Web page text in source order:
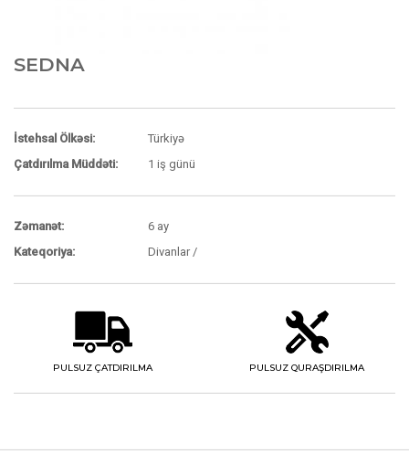
SEDNA
İstehsal Ölkəsi:
Türkiyə
Çatdırılma Müddəti:
1 iş günü
Zəmanət:
6 ay
Kateqoriya:
Divanlar /
PULSUZ ÇATDIRILMA PULSUZ QURAŞDIRILMA